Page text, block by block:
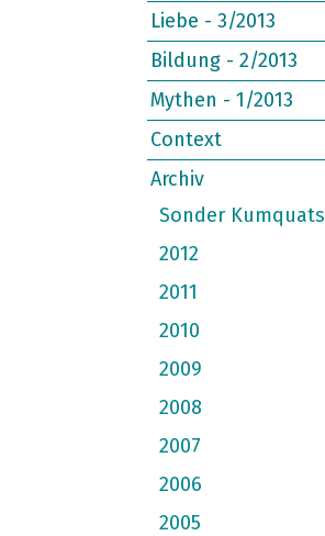
Liebe - 3/2013
Bildung - 2/2013
Mythen - 1/2013
Context
Archiv
Sonder Kumquats
2012
2011
2010
2009
2008
2007
2006
2005